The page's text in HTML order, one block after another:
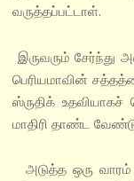
வருத்தப்பட்டாள்.
இருவரும் சேர்ந்து
பெரியமாவின்
ஸ்ருதிக்
மாதிரி தாண்ட
அடுத்த ஒரு